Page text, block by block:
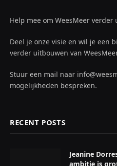
Help mee om WeesMeer verder
Deel je onze visie en wil je een
verder uitbouwen van
Stuur een mail naar
mogelijkheden bespreken.
RECENT POSTS
Jeanine
ambitie is